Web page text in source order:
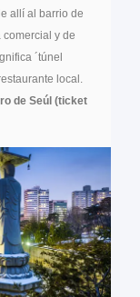
allí al barrio de
y de
´túnel
local.
de Seúl (ticket